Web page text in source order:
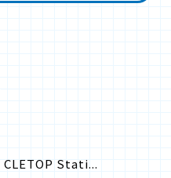
CLETOP Stati...